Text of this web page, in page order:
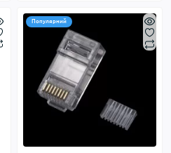
Популярний